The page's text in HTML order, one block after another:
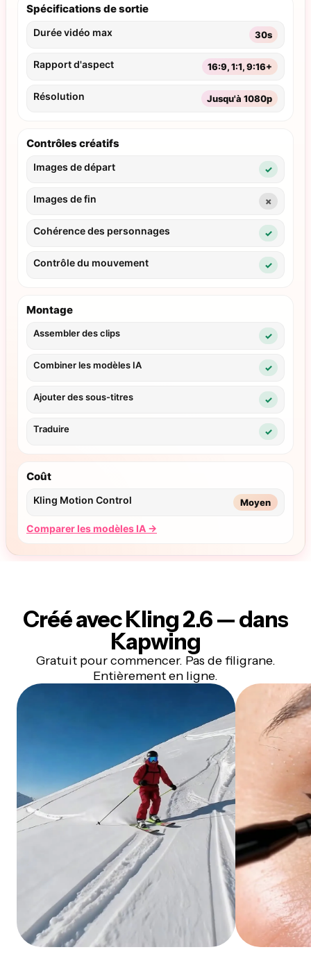
Créé avecKling 2.6 — dans
Kapwing
Gratuit pour commencer. Pas de filigrane.
Entièrement en ligne.